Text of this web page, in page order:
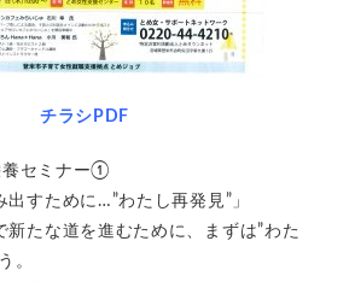
チラシPDF
養セミナー①
出すために…”わたし再発見”」
新たな道を進むために、まずは”わた
。